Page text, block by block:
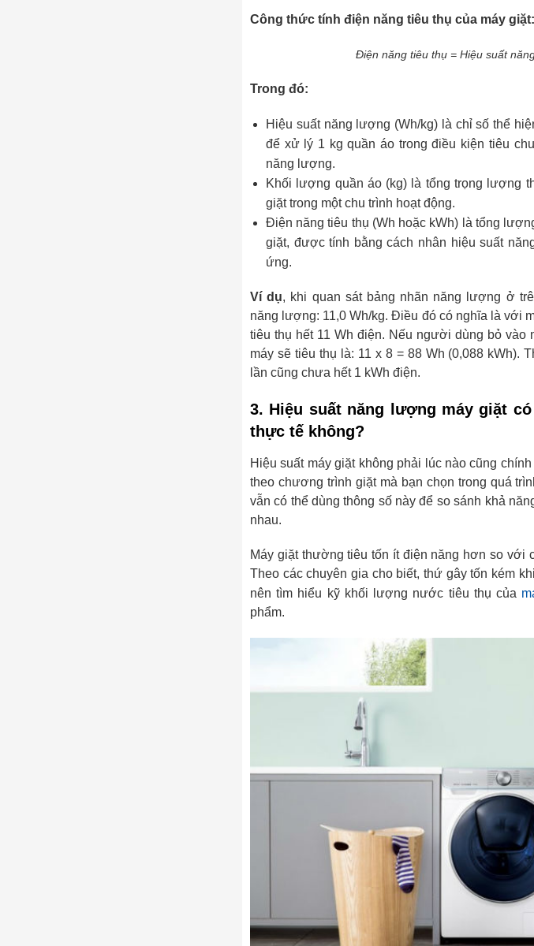
Công thức tính điện năng tiêu thụ của máy giặt:
Điện năng tiêu thụ = Hiệu suất
Trong đó:
Hiệu suất năng lượng (Wh/kg) là chỉ số thể
để xử lý 1 kg quần áo trong điều kiện tiêu
năng lượng.
Khối lượng quần áo (kg) là tổng trọng lượng
giặt trong một chu trình hoạt động.
Điện năng tiêu thụ (Wh hoặc kWh) là tổng
giặt, được tính bằng cách nhân hiệu suất
ứng.
Ví dụ, khi quan sát bảng nhãn năng lượng ở
năng lượng: 11,0 Wh/kg. Điều đó có nghĩa là với
tiêu thụ hết 11 Wh điện. Nếu người dùng bỏ vào
máy sẽ tiêu thụ là: 11 x 8 = 88 Wh (0,088 kWh).
lần cũng chưa hết 1 kWh điện.
3. Hiệu suất năng lượng máy giặt
thực tế không?
Hiệu suất máy giặt không phải lúc nào cũng
theo chương trình giặt mà bạn chọn trong quá
vẫn có thể dùng thông số này để so sánh khả
nhau.
Máy giặt thường tiêu tốn ít điện năng hơn so với
Theo các chuyên gia cho biết, thứ gây tốn kém
nên tìm hiểu kỹ khối lượng nước tiêu thụ của
phẩm.